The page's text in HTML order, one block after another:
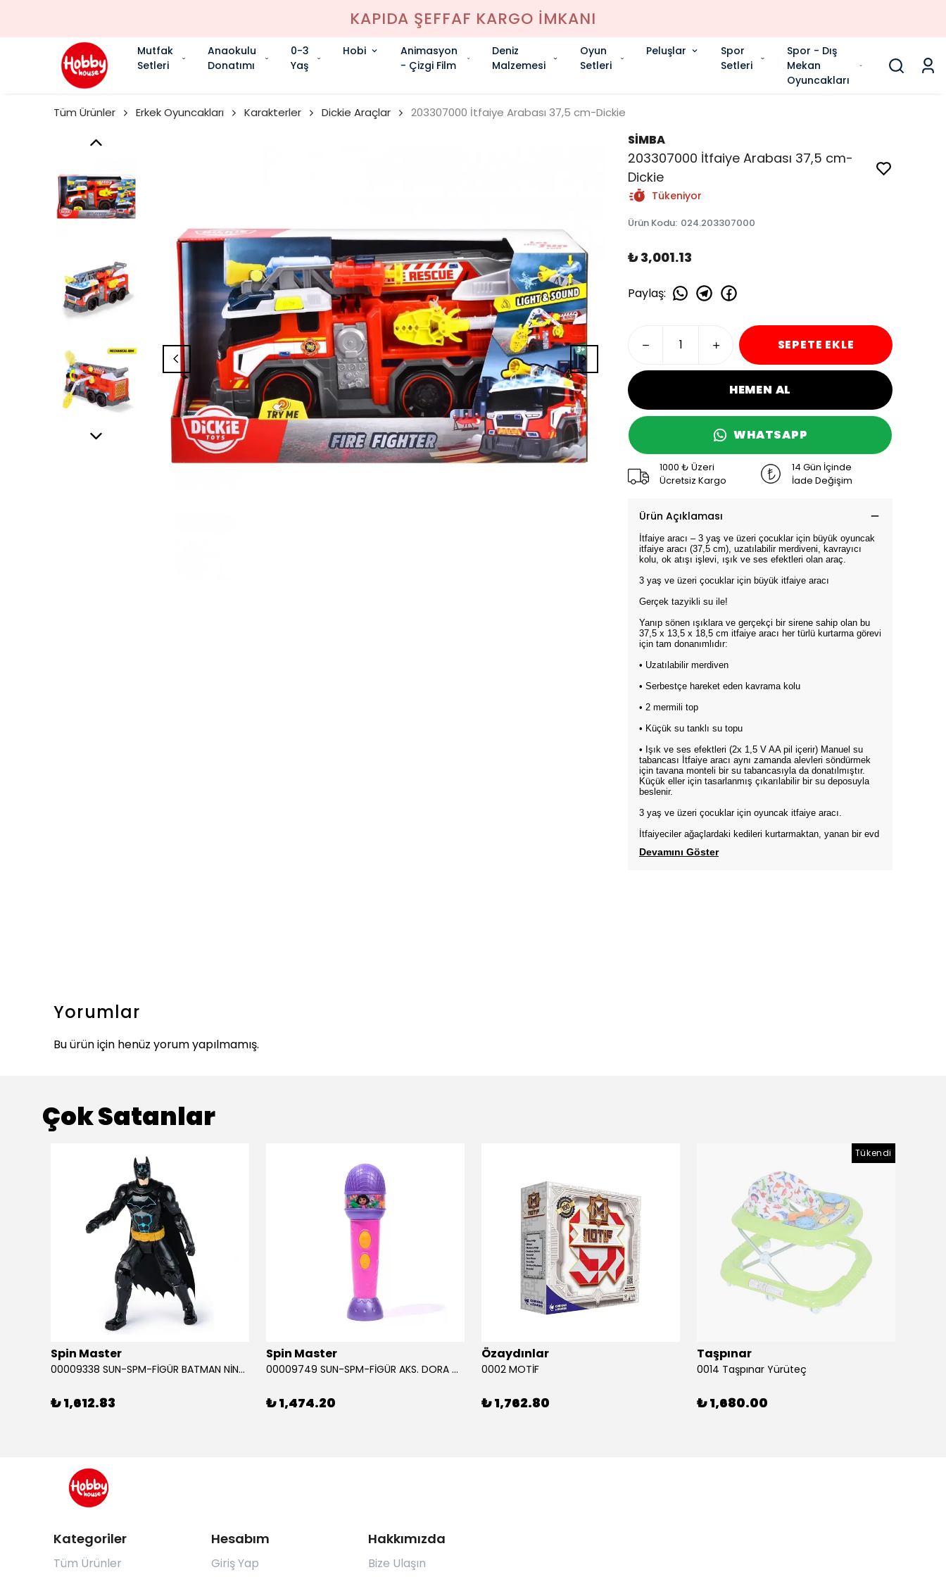
KAPIDA ŞEFFAF KARGO İMKANI
Mutfak
Setleri
Anaokulu
Donatımı
0-3
Yaş
Hobi
Animasyon
- Çizgi Film
Deniz
Malzemesi
Oyun
Setleri
Peluşlar
Spor
Setleri
Spor - Dış
Mekan
Oyuncakları
Tüm Ürünler Erkek Oyuncakları Karakterler Dickie Araçlar 203307000 İtfaiye Arabası 37,5 cm-Dickie
SİMBA
203307000 İtfaiye Arabası 37,5 cm-
Dickie
Tükeniyor
Ürün Kodu: 024.203307000
₺ 3,001.13
Paylaş:
SEPETE EKLE
HEMEN AL
WHATSAPP
1000 ₺ Üzeri
Ücretsiz Kargo
14 Gün İçinde
İade Değişim
Ürün Açıklaması
İtfaiye aracı – 3 yaş ve üzeri çocuklar için büyük oyuncak
itfaiye aracı (37,5 cm), uzatılabilir merdiveni, kavrayıcı
kolu, ok atışı işlevi, ışık ve ses efektleri olan araç.
3 yaş ve üzeri çocuklar için büyük itfaiye aracı
Gerçek tazyikli su ile!
Yanıp sönen ışıklara ve gerçekçi bir sirene sahip olan bu
37,5 x 13,5 x 18,5 cm itfaiye aracı her türlü kurtarma görevi
için tam donanımlıdır:
• Uzatılabilir merdiven
• Serbestçe hareket eden kavrama kolu
• 2 mermili top
• Küçük su tanklı su topu
• Işık ve ses efektleri (2x 1,5 V AA pil içerir) Manuel su
tabancası İtfaiye aracı aynı zamanda alevleri söndürmek
için tavana monteli bir su tabancasıyla da donatılmıştır.
Küçük eller için tasarlanmış çıkarılabilir bir su deposuyla
beslenir.
3 yaş ve üzeri çocuklar için oyuncak itfaiye aracı.
İtfaiyeciler ağaçlardaki kedileri kurtarmaktan, yanan bir evd
Devamını Göster
Yorumlar
Bu ürün için henüz yorum yapılmamış.
Çok Satanlar
Spin Master
00009338 SUN-SPM-FİGÜR BATMAN NİNJA STRIKE 30 CM. EXC.
₺ 1,612.83
Spin Master
00009749 SUN-SPM-FİGÜR AKS. DORA MİKROFON YAĞMUR ORMANI RİTMİ (DORA) SESLİ
₺ 1,474.20
Özaydınlar
0002 MOTİF
₺ 1,762.80
Tükendi
Taşpınar
0014 Taşpınar Yürüteç
₺ 1,680.00
Kategoriler
Tüm Ürünler
Hesabım
Giriş Yap
Hakkımızda
Bize Ulaşın